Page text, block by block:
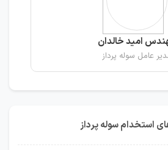
امید خالدان
عامل سوله پرداز
استخدام سوله پرداز